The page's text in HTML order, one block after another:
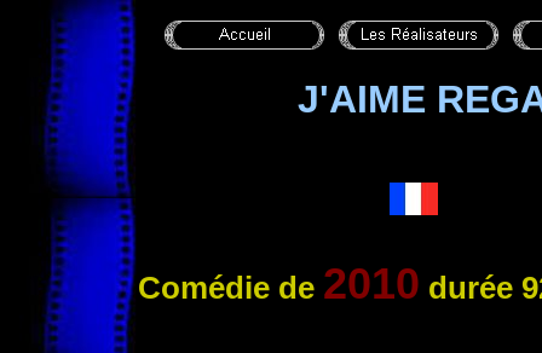
J'AIME
Comédie de 2010 durée